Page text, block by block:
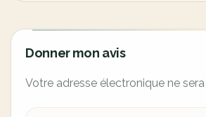
Donner mon avis
Votre adresse électronique ne